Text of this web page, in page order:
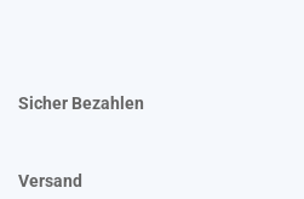
Sicher Bezahlen
Versand